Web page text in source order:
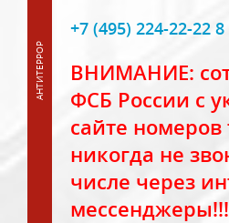
+7 (495) 224-22-22
ВНИМАНИЕ:
ФСБ России с
сайте
никогда не
числе через
мессенджеры!!!